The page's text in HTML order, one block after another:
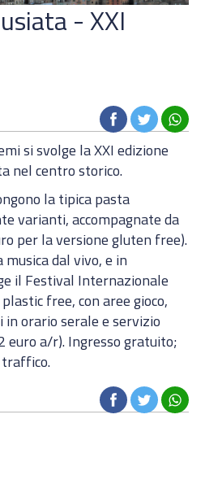
- XXI
si svolge la XXI edizione
nel centro storico.
la tipica pasta
varianti, accompagnate da
per la versione gluten free).
dal vivo, e in
il Festival Internazionale
free, con aree gioco,
orario serale e servizio
euro a/r). Ingresso gratuito;